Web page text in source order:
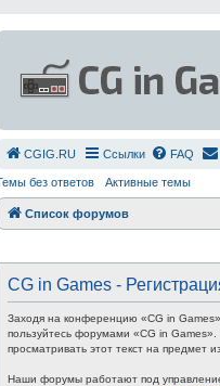
СGIG.RU Ссылки FAQ
без ответов Активные темы
Список форумов
CG in Games -
Заходя на конференцию «CG in
пользуйтесь форумами «CG in
просматривать этот текст на предмет
Наши форумы работают под